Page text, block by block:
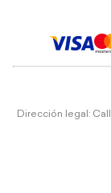
Dirección legal: